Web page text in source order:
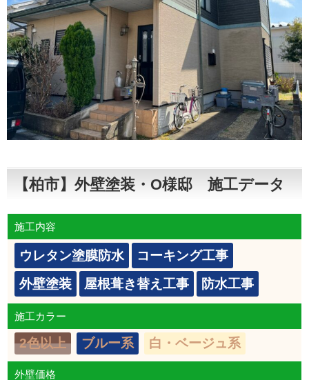
【柏市】外壁塗装・O様邸 施工データ
施工内容
ウレタン塗膜防水
コーキング工事
外壁塗装
屋根葺き替え工事 防水工事
施工カラー
2色以上 ブルー系 白・ベージュ系
外壁価格